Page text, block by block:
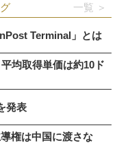
一覧 ＞
Terminal」とは
均取得単価は約10ド
発表
権は中国に渡さな